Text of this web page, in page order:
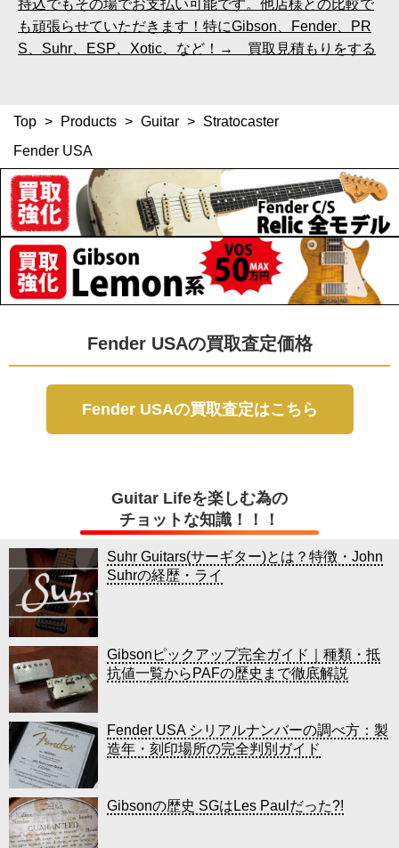
持込でもその場でお支払い可能です。他店様との比較で
も頑張らせていただきます！特にGibson、Fender、PR
S、Suhr、ESP、Xotic、など！→ 買取見積もりをする
Top > Products > Guitar > Stratocaster
Fender USA
Fender USAの買取査定価格
Fender USAの買取査定はこちら
Guitar Lifeを楽しむ為の
チョットな知識！！！
Suhr Guitars(サーギター)とは？特徴・John
Suhrの経歴・ライ
Gibsonピックアップ完全ガイド｜種類・抵
抗値一覧からPAFの歴史まで徹底解説
Fender USA シリアルナンバーの調べ方：製
造年・刻印場所の完全判別ガイド
Gibsonの歴史 SGはLes Paulだった?!